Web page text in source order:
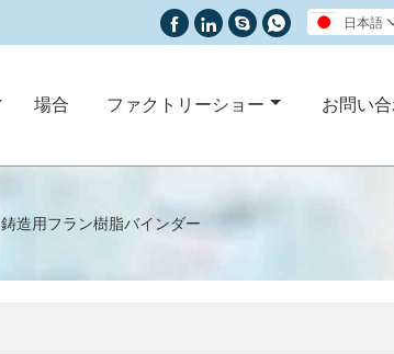
日本語
   
場合 ファクトリーショー お問い
鋳造用フラン樹脂バインダー